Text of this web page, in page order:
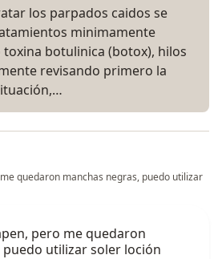
los parpados caidos se
minimamente
toxina botulinica (botox), hilos
revisando primero la
quedaron manchas negras, puedo utilizar
pero me quedaron
puedo utilizar soler loción